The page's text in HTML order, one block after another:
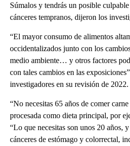
Súmalos y tendrás un posible
cánceres tempranos, dijeron los
“El mayor consumo de alimentos
occidentalizados junto con los
medio ambiente… y otros factores
con tales cambios en las
investigadores en su revisión de 2022.
“No necesitas 65 años de comer
procesada como dieta principal, por
“Lo que necesitas son unos 20 años,
cánceres de estómago y colorrectal,